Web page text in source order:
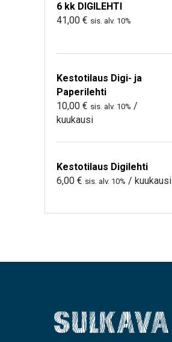
6 kk DIGILEHTI
41,00 € sis. alv. 10%
Kestotilaus Digi- ja
Paperilehti
10,00 € sis. alv. 10% /
kuukausi
Kestotilaus Digilehti
6,00 € sis. alv. 10% / kuukausi